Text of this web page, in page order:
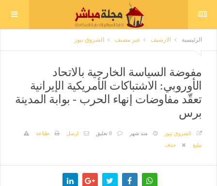
الرئيسية الارشيف غير مصنف الشروق نيوز
مفوضة السياسة الخارجية بالاتحاد
الأوروبي: الاشتباكات الأمريكية الإيرانية
تعقّد مفاوضات إنهاء الحرب - بوابة المدينة
برس
الشروق نيوز منذ شهر 0 تعليق ارسل
طباعة
تبليغ
حذف